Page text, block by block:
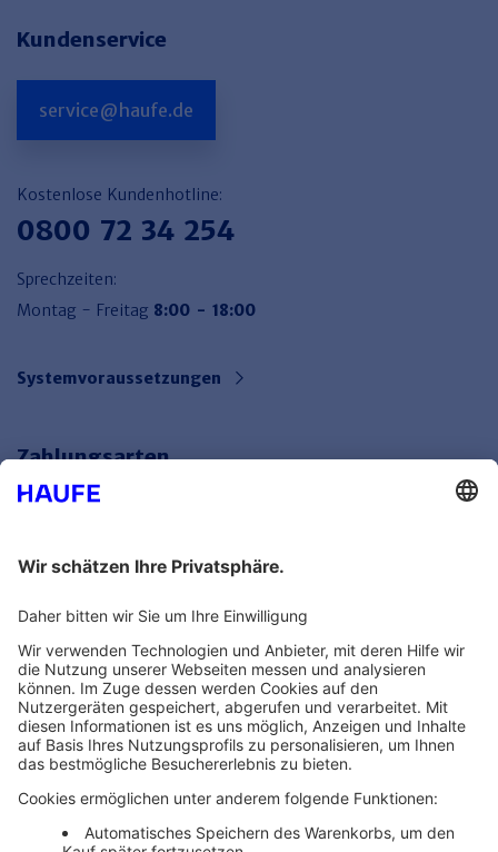
Kundenservice
service@haufe.de
Kostenlose Kundenhotline:
0800 72 34 254
Sprechzeiten:
Montag - Freitag 8:00 - 18:00
Systemvoraussetzungen
Zahlungsarten